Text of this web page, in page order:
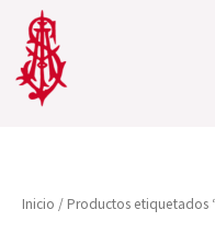
contenido
Inicio / Productos etiquetados